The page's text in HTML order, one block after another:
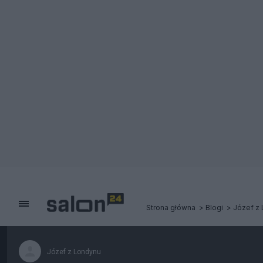
Strona główna Blogi Józef z
Józef z Londynu